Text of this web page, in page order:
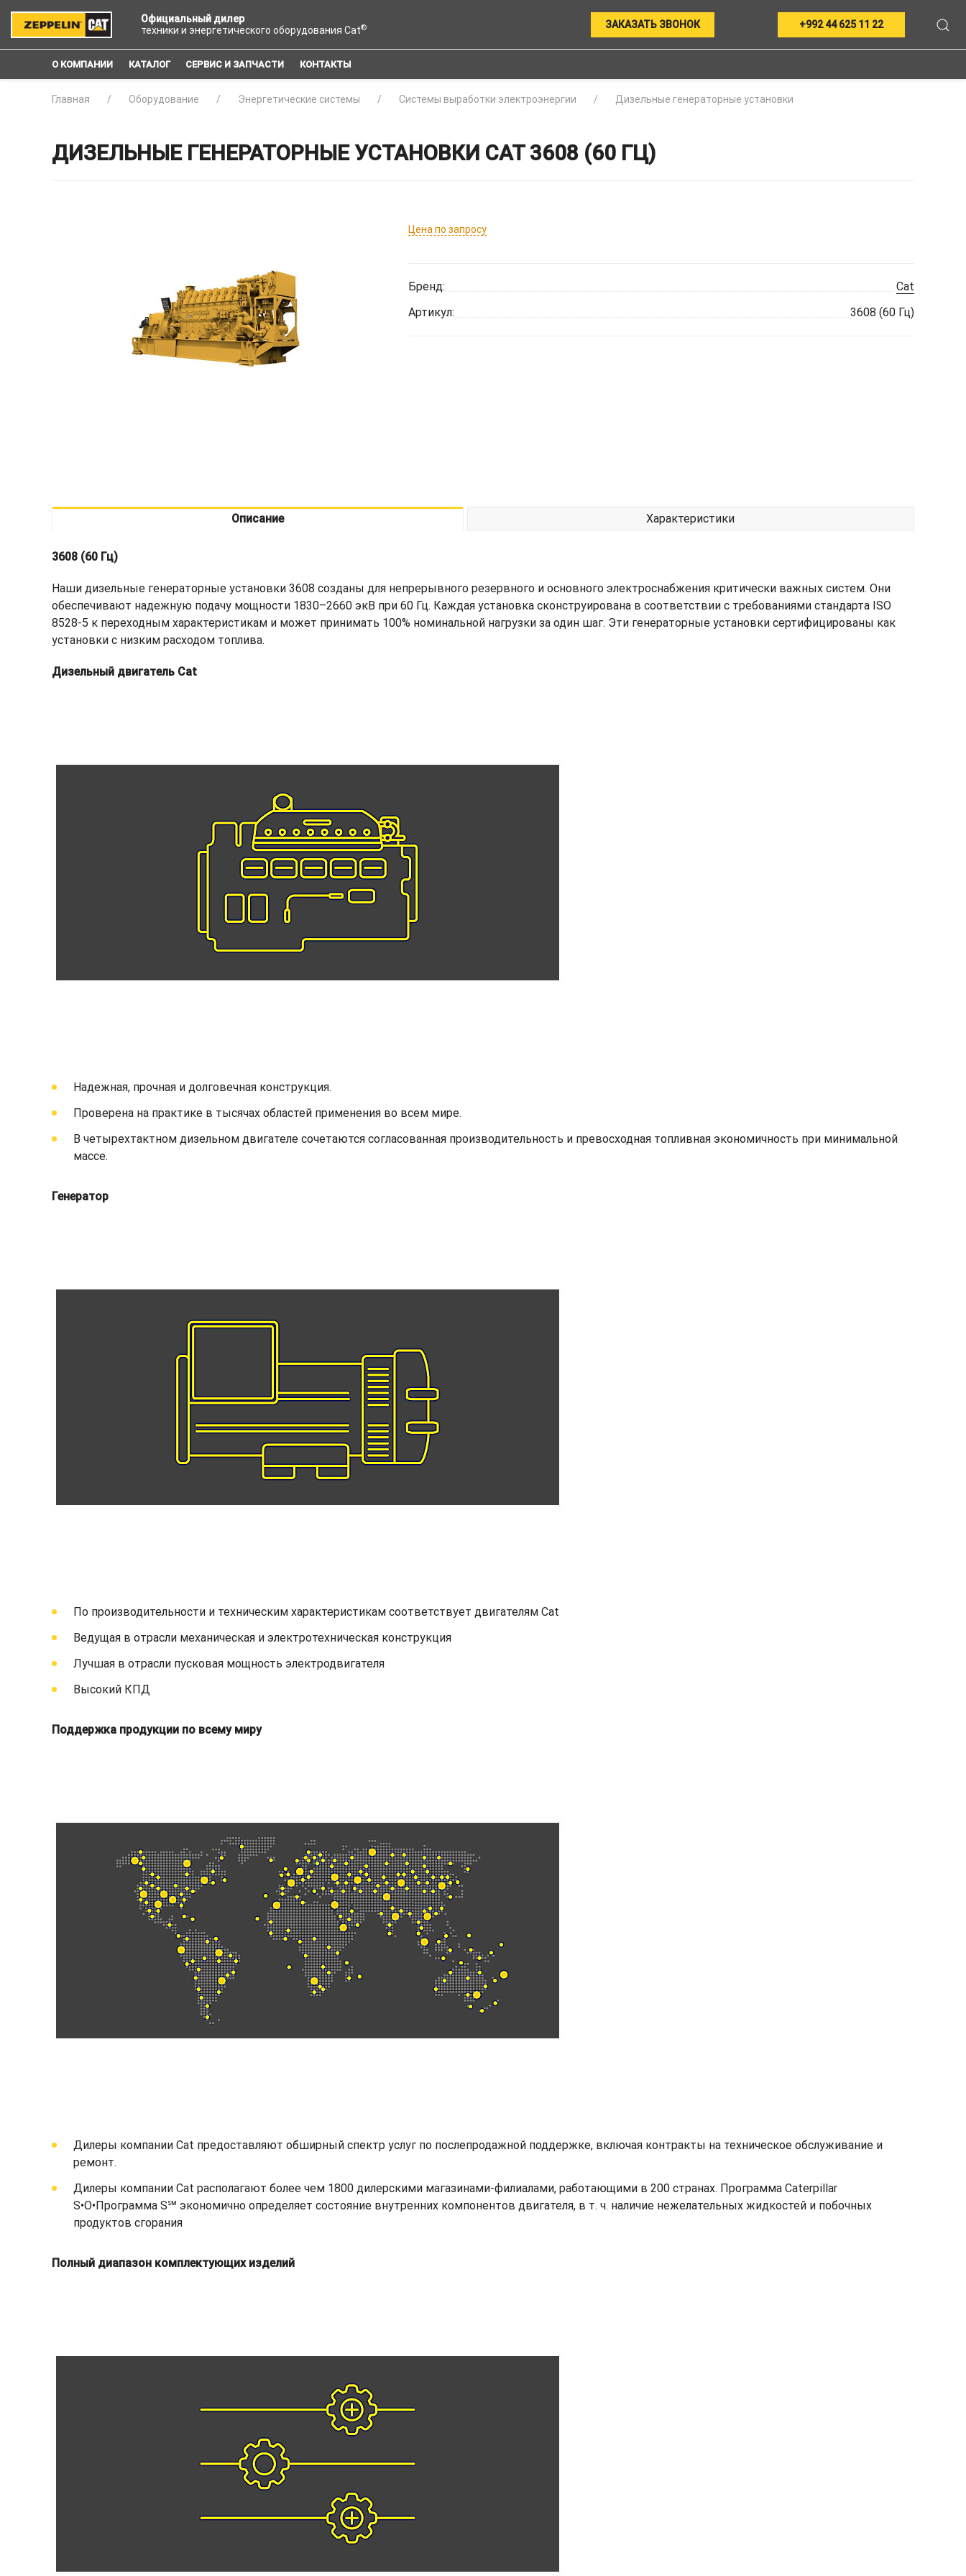
Официальный дилер
техники и энергетического оборудования Cat® ЗАКАЗАТЬ ЗВОНОК +992 44 625 11 22
О КОМПАНИИ КАТАЛОГ СЕРВИС И ЗАПЧАСТИ КОНТАКТЫ
Главная Оборудование Энергетические системы Системы выработки электроэнергии Дизельные генераторные установки
ДИЗЕЛЬНЫЕ ГЕНЕРАТОРНЫЕ УСТАНОВКИ CAT 3608 (60 ГЦ)
Цена по запросу
Бренд:
Cat
Артикул:
3608 (60 Гц)
Описание Характеристики
3608 (60 Гц)
Наши дизельные генераторные установки 3608 созданы для непрерывного резервного и основного электроснабжения критически важных систем. Они
обеспечивают надежную подачу мощности 1830–2660 экВ при 60 Гц. Каждая установка сконструирована в соответствии с требованиями стандарта ISO
8528-5 к переходным характеристикам и может принимать 100% номинальной нагрузки за один шаг. Эти генераторные установки сертифицированы как
установки с низким расходом топлива.
Дизельный двигатель Cat
Надежная, прочная и долговечная конструкция.
Проверена на практике в тысячах областей применения во всем мире.
В четырехтактном дизельном двигателе сочетаются согласованная производительность и превосходная топливная экономичность при минимальной
массе.
Генератор
По производительности и техническим характеристикам соответствует двигателям Cat
Ведущая в отрасли механическая и электротехническая конструкция
Лучшая в отрасли пусковая мощность электродвигателя
Высокий КПД
Поддержка продукции по всему миру
Дилеры компании Cat предоставляют обширный спектр услуг по послепродажной поддержке, включая контракты на техническое обслуживание и
ремонт.
Дилеры компании Cat располагают более чем 1800 дилерскими магазинами-филиалами, работающими в 200 странах. Программа Caterpillar
S•O•Программа S℠ экономично определяет состояние внутренних компонентов двигателя, в т. ч. наличие нежелательных жидкостей и побочных
продуктов сгорания
Полный диапазон комплектующих изделий